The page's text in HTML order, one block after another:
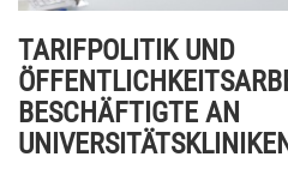
TARIFPOLITIK UND
BESCHÄFTIGTE AN